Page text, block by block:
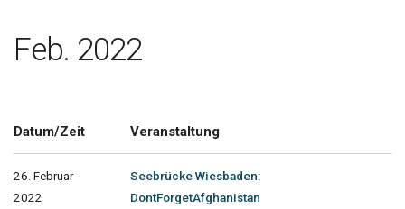
Feb. 2022
Datum/Zeit Veranstaltung
26. Februar
2022
Seebrücke Wiesbaden:
DontForgetAfghanistan